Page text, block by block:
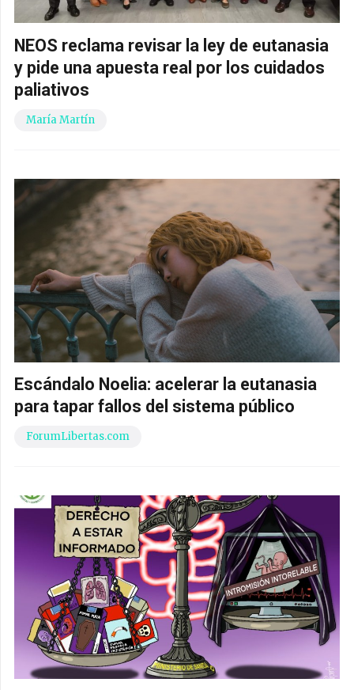
NEOS reclama revisar la ley de eutanasia
y pide una apuesta real por los cuidados
paliativos
María Martín
Escándalo Noelia: acelerar la eutanasia
para tapar fallos del sistema público
ForumLibertas.com